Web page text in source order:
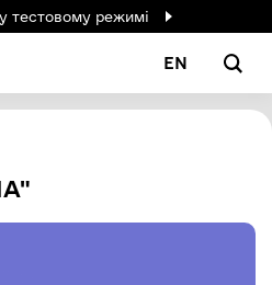
тестовому режимі
EN